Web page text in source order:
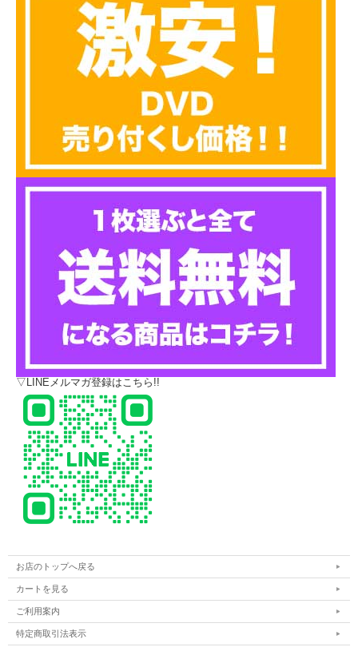
▽LINEメルマガ登録はこちら!!
お店のトップへ戻る
カートを見る
ご利用案内
特定商取引法表示